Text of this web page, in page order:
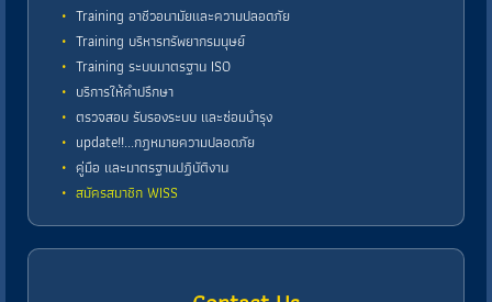
Training อาชีวอนามัยและความปลอดภัย
Training บริหารทรัพยากรมนุษย์
Training ระบบมาตรฐาน ISO
บริการให้คำปรึกษา
ตรวจสอบ รับรองระบบ และซ่อมบำรุง
update!!...กฎหมายความปลอดภัย
คู่มือ และมาตรฐานปฏิบัติงาน
สมัครสมาชิก WISS